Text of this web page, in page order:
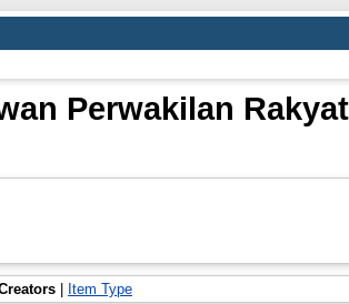
Perwakilan
| Item Type